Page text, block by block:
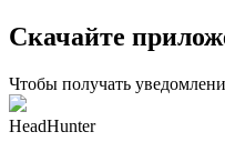
Скачайте
Чтобы получать
HeadHunter